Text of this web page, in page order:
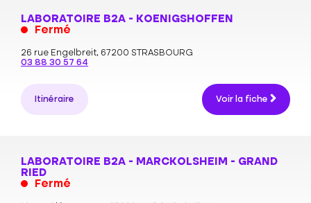
LABORATOIRE B2A - KOENIGSHOFFEN
Fermé
26 rue Engelbreit, 67200 STRASBOURG
03 88 30 57 64
Itinéraire Voir la fiche
LABORATOIRE B2A - MARCKOLSHEIM - GRAND
RIED
Fermé